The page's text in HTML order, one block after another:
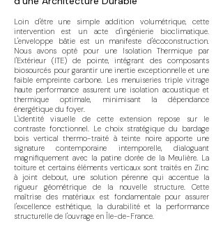
Loin d'être une simple addition volumétrique, cette
intervention est un acte d'ingénierie bioclimatique.
L'enveloppe bâtie est un manifeste d'écoconstruction.
Nous avons opté pour une Isolation Thermique par
l'Extérieur (ITE) de pointe, intégrant des composants
biosourcés pour garantir une inertie exceptionnelle et une
faible empreinte carbone. Les menuiseries triple vitrage
haute performance assurent une isolation acoustique et
thermique optimale, minimisant la dépendance
énergétique du foyer.
L'identité visuelle de cette extension repose sur le
contraste fonctionnel. Le choix stratégique du bardage
bois vertical thermo-traité à teinte noire apporte une
signature contemporaine intemporelle, dialoguant
magnifiquement avec la patine dorée de la Meulière. La
toiture et certains éléments verticaux sont traités en Zinc
à joint debout, une solution pérenne qui accentue la
rigueur géométrique de la nouvelle structure. Cette
maîtrise des matériaux est fondamentale pour assurer
l'excellence esthétique, la durabilité et la performance
structurelle de l'ouvrage en Île-de-France.